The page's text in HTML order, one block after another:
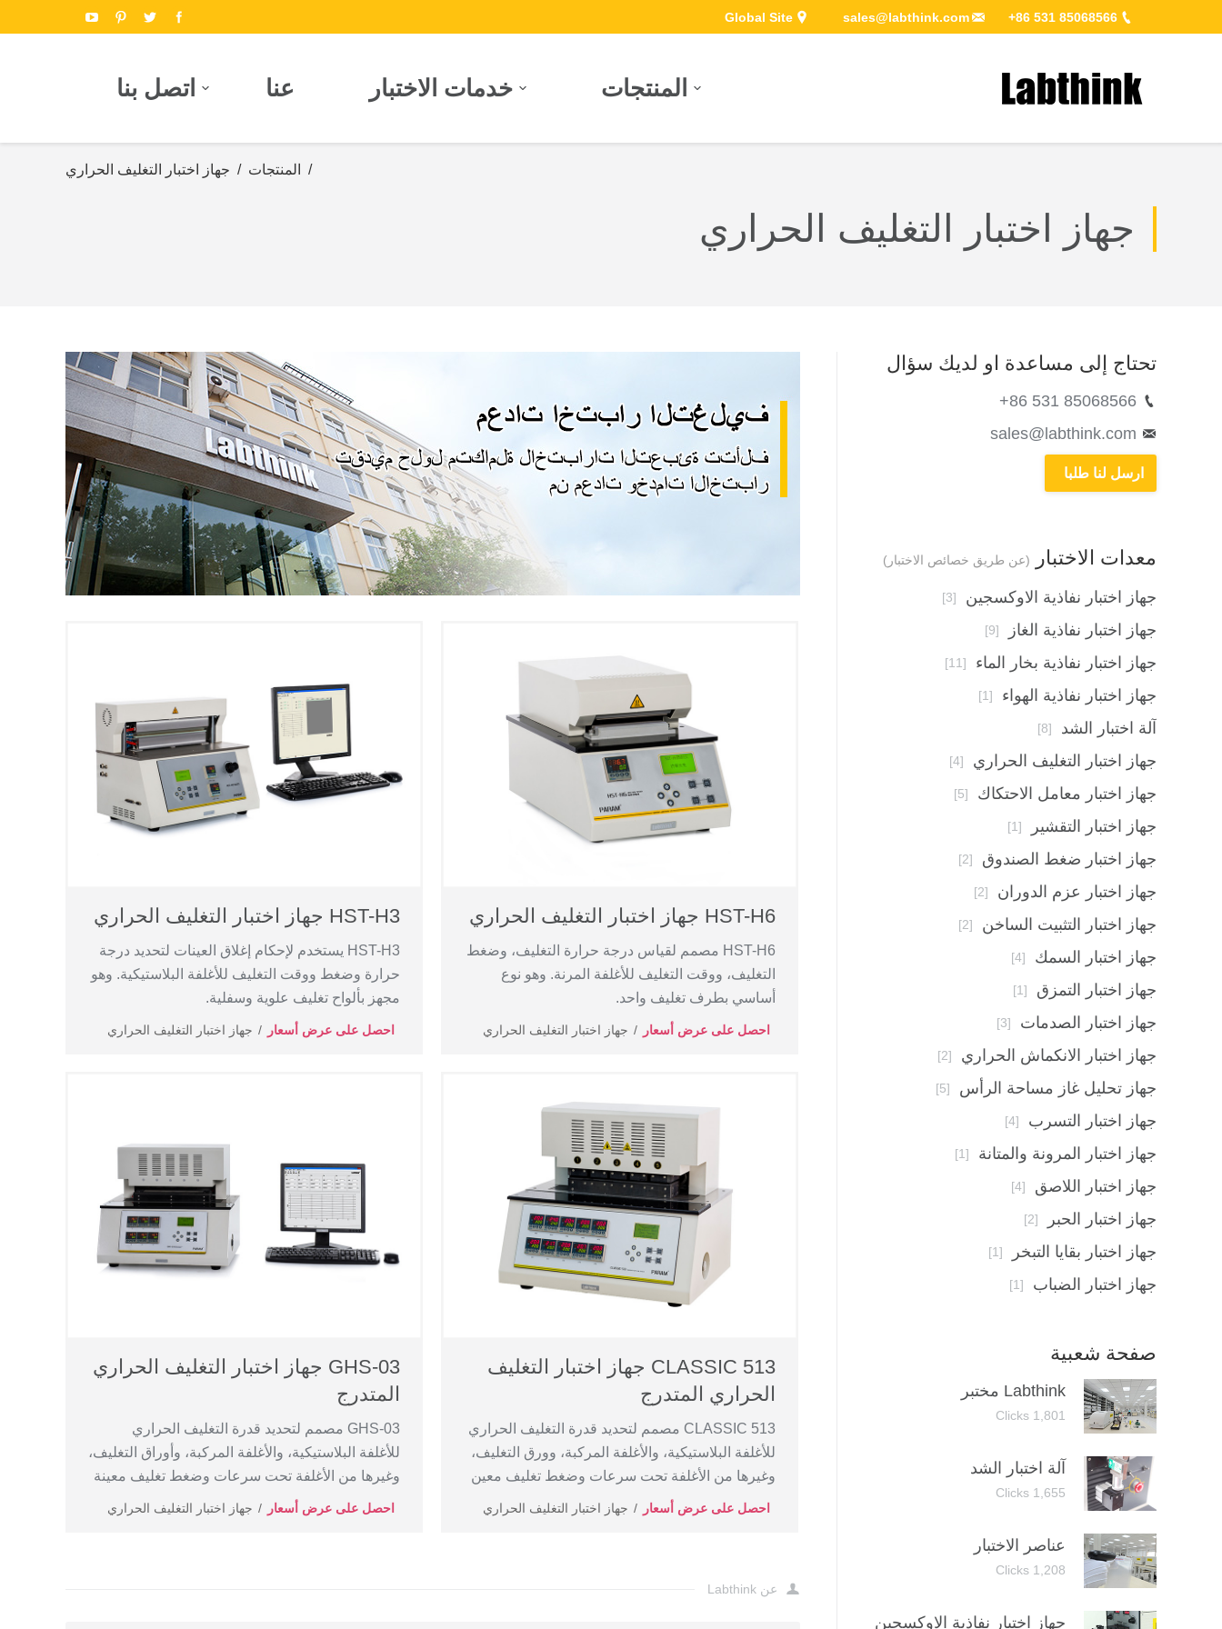
+86 531 85068566
sales@labthink.com
Global Site
المنتجات خدمات الاختبار عنا اتصل بنا
/ المنتجات / جهاز اختبار التغليف الحراري
جهاز اختبار التغليف الحراري
HST-H3 جهاز اختبار التغليف الحراري
HST-H3 يستخدم لإحكام إغلاق العينات لتحديد درجة
حرارة وضغط ووقت التغليف للأغلفة البلاستيكية. وهو
مجهز بألواح تغليف علوية وسفلية.
احصل على عرض أسعار جهاز اختبار التغليف الحراري
HST-H6 جهاز اختبار التغليف الحراري
HST-H6 مصمم لقياس درجة حرارة التغليف، وضغط
التغليف، ووقت التغليف للأغلفة المرنة. وهو نوع
أساسي بطرف تغليف واحد.
احصل على عرض أسعار جهاز اختبار التغليف الحراري
GHS-03 جهاز اختبار التغليف الحراري
المتدرج
GHS-03 مصمم لتحديد قدرة التغليف الحراري
للأغلفة البلاستيكية، والأغلفة المركبة، وأوراق التغليف،
وغيرها من الأغلفة تحت سرعات وضغط تغليف معينة
احصل على عرض أسعار جهاز اختبار التغليف الحراري
CLASSIC 513 جهاز اختبار التغليف
الحراري المتدرج
CLASSIC 513 مصمم لتحديد قدرة التغليف الحراري
للأغلفة البلاستيكية، والأغلفة المركبة، وورق التغليف،
وغيرها من الأغلفة تحت سرعات وضغط تغليف معين
احصل على عرض أسعار جهاز اختبار التغليف الحراري
عن Labthink
تحتاج إلى مساعدة او لديك سؤال
+86 531 85068566
sales@labthink.com
ارسل لنا طلبا
معدات الاختبار (عن طريق خصائص الاختبار)
جهاز اختبار نفاذية الاوكسجين [3]
جهاز اختبار نفاذية الغاز [9]
جهاز اختبار نفاذية بخار الماء [11]
جهاز اختبار نفاذية الهواء [1]
آلة اختبار الشد [8]
جهاز اختبار التغليف الحراري [4]
جهاز اختبار معامل الاحتكاك [5]
جهاز اختبار التقشير [1]
جهاز اختبار ضغط الصندوق [2]
جهاز اختبار عزم الدوران [2]
جهاز اختبار التثبيت الساخن [2]
جهاز اختبار السمك [4]
جهاز اختبار التمزق [1]
جهاز اختبار الصدمات [3]
جهاز اختبار الانكماش الحراري [2]
جهاز تحليل غاز مساحة الرأس [5]
جهاز اختبار التسرب [4]
جهاز اختبار المرونة والمتانة [1]
جهاز اختبار اللاصق [4]
جهاز اختبار الحبر [2]
جهاز اختبار بقايا التبخر [1]
جهاز اختبار الضباب [1]
صفحة شعبية
Labthink مختبر
1,801 Clicks
آلة اختبار الشد
1,655 Clicks
عناصر الاختبار
1,208 Clicks
جهاز اختبار نفاذية الاوكسجين